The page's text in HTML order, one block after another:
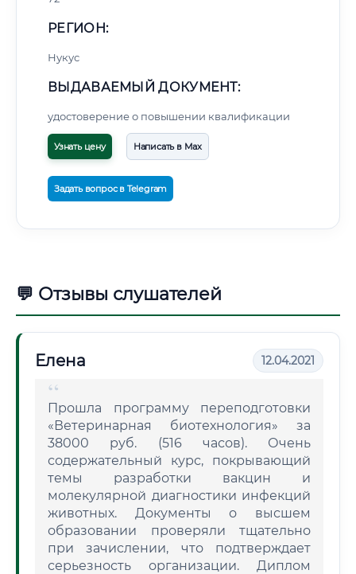
РЕГИОН:
Нукус
ВЫДАВАЕМЫЙ ДОКУМЕНТ:
удостоверение о повышении квалификации
Узнать цену Написать в Max
Задать вопрос в Telegram
💬 Отзывы слушателей
Елена 12.04.2021
Прошла программу переподготовки
«Ветеринарная биотехнология» за
38000 руб. (516 часов). Очень
содержательный курс, покрывающий
темы разработки вакцин и
молекулярной диагностики инфекций
животных. Документы о высшем
образовании проверяли тщательно
при зачислении, что подтверждает
серьезность организации. Диплом